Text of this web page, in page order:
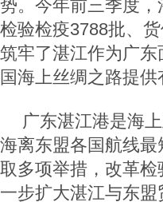
势。今年前三季度
检验检疫3788批、
筑牢了湛江作为广
国海上丝绸之路提供
广东湛江港是海
海离东盟各国航线
取多项举措，改革
一步扩大湛江与东盟